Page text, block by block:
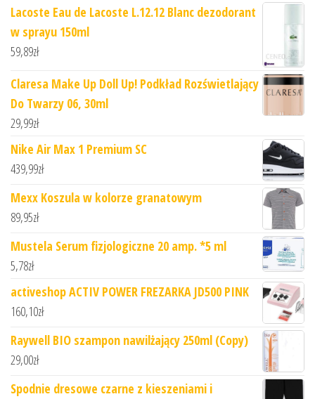
Lacoste Eau de Lacoste L.12.12 Blanc dezodorant
w sprayu 150ml
59,89zł
Claresa Make Up Doll Up! Podkład Rozświetlający
Do Twarzy 06, 30ml
29,99zł
Nike Air Max 1 Premium SC
439,99zł
Mexx Koszula w kolorze granatowym
89,95zł
Mustela Serum fizjologiczne 20 amp. *5 ml
5,78zł
activeshop ACTIV POWER FREZARKA JD500 PINK
160,10zł
Raywell BIO szampon nawilżający 250ml (Copy)
29,00zł
Spodnie dresowe czarne z kieszeniami i